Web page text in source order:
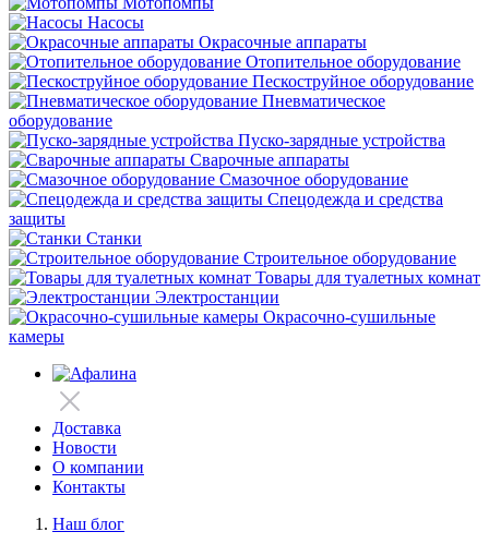
Насосы
Окрасочные аппараты
Отопительное оборудование
Пескоструйное оборудование
Пневматическое
оборудование
Пуско-зарядные устройства
Сварочные аппараты
Смазочное оборудование
Спецодежда и средства
защиты
Станки
Строительное оборудование
Товары для туалетных комнат
Электростанции
Окрасочно-сушильные
камеры
Доставка
Новости
О компании
Контакты
Наш блог